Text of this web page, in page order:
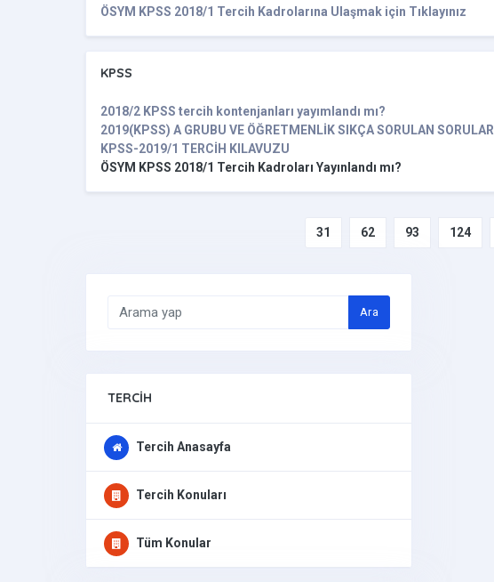
ÖSYM KPSS 2018/1 Tercih Kadrolarına Ulaşmak için Tıklayınız
KPSS
2018/2 KPSS tercih kontenjanları yayımlandı mı?
2019(KPSS) A GRUBU VE ÖĞRETMENLİK SIKÇA SORULAN SORULAR
KPSS-2019/1 TERCİH KILAVUZU
ÖSYM KPSS 2018/1 Tercih Kadroları Yayınlandı mı?
31 62 93 124
Ara
TERCIH
Tercih Anasayfa
Tercih Konuları
Tüm Konular